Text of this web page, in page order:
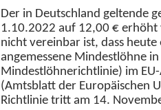
Der in Deutschland geltende
1.10.2022 auf 12,00 €
nicht vereinbar ist, dass
angemessene Mindestlöhne
Mindestlöhnerichtlinie) im
(Amtsblatt der Europäischen
Richtlinie tritt am 14.